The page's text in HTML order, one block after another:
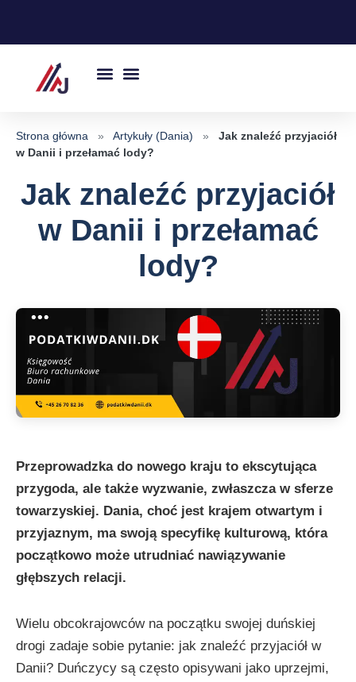
Przejdź
treści
Strona główna » Artykuły (Dania) »
Jak znaleźć przyjaciół
w Danii i przełamać lody?
Jak znaleźć przyjaciół
w Danii i przełamać
lody?
Przeprowadzka do nowego kraju to ekscytująca
przygoda, ale także wyzwanie, zwłaszcza w sferze
towarzyskiej. Dania, choć jest krajem otwartym i
przyjaznym, ma swoją specyfikę kulturową, która
początkowo może utrudniać nawiązywanie
głębszych relacji.
Wielu obcokrajowców na początku swojej duńskiej
drogi zadaje sobie pytanie: jak znaleźć przyjaciół w
Danii? Duńczycy są często opisywani jako uprzejmi,